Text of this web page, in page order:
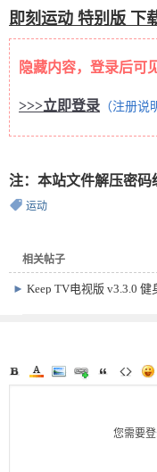
即刻运动 特别版 下
隐藏内容，登录后可
>>>立即登录 （注册说
注：本站文件解压密码
运动
相关帖子
►Keep TV电视版 v3.3.0 健
您需要